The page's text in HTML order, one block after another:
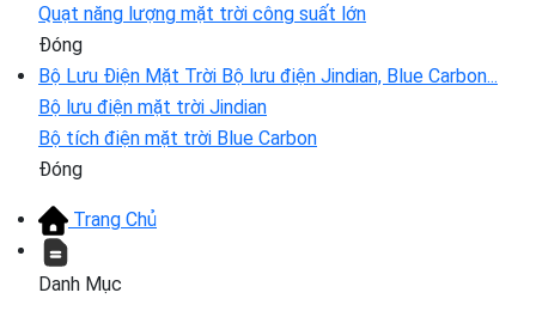
Quạt năng lượng mặt trời công suất lớn
Đóng
Bộ Lưu Điện Mặt Trời Bộ lưu điện Jindian, Blue Carbon...
Bộ lưu điện mặt trời Jindian
Bộ tích điện mặt trời Blue Carbon
Đóng
Trang Chủ
Danh Mục